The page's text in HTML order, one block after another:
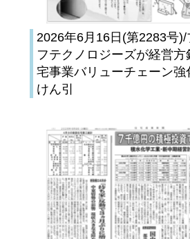
2026年6月16日(第2283号)/
フテクノロジーズが経営方
宅事業バリューチェーン
けん引